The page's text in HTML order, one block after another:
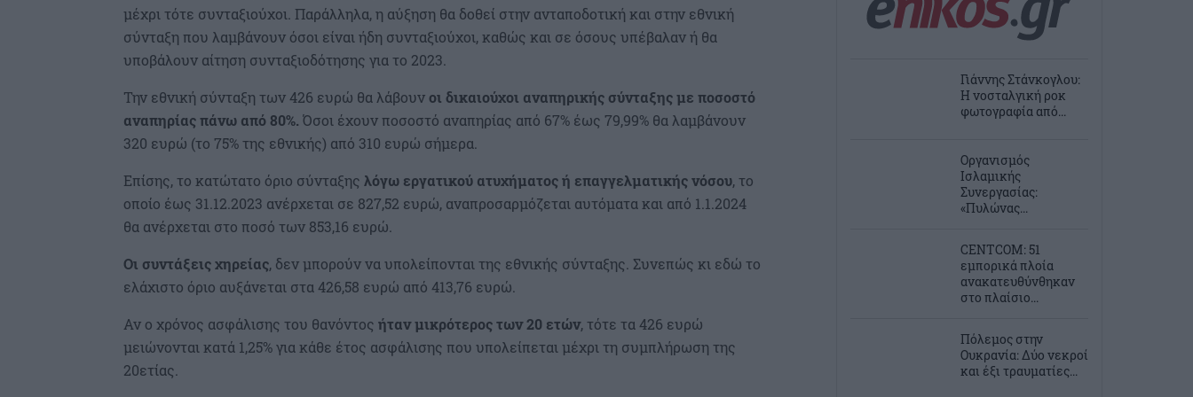
μέχρι τότε συνταξιούχοι. Παράλληλα, η αύξηση θα δοθεί στην ανταποδοτική και στην εθνική
σύνταξη που λαμβάνουν όσοι είναι ήδη συνταξιούχοι, καθώς και σε όσους υπέβαλαν ή θα
υποβάλουν αίτηση συνταξιοδότησης για το 2023.
Την εθνική σύνταξη των 426 ευρώ θα λάβουν οι δικαιούχοι αναπηρικής σύνταξης με ποσοστό
αναπηρίας πάνω από 80%. Όσοι έχουν ποσοστό αναπηρίας από 67% έως 79,99% θα λαμβάνουν
320 ευρώ (το 75% της εθνικής) από 310 ευρώ σήμερα.
Επίσης, το κατώτατο όριο σύνταξης λόγω εργατικού ατυχήματος ή επαγγελματικής νόσου, το
οποίο έως 31.12.2023 ανέρχεται σε 827,52 ευρώ, αναπροσαρμόζεται αυτόματα και από 1.1.2024
θα ανέρχεται στο ποσό των 853,16 ευρώ.
Οι συντάξεις χηρείας, δεν μπορούν να υπολείπονται της εθνικής σύνταξης. Συνεπώς κι εδώ το
ελάχιστο όριο αυξάνεται στα 426,58 ευρώ από 413,76 ευρώ.
Αν ο χρόνος ασφάλισης του θανόντος ήταν μικρότερος των 20 ετών, τότε τα 426 ευρώ
μειώνονται κατά 1,25% για κάθε έτος ασφάλισης που υπολείπεται μέχρι τη συμπλήρωση της
20ετίας.
Γιάννης Στάνκογλου:
Η νοσταλγική ροκ
φωτογραφία από...
Οργανισμός
Ισλαμικής
Συνεργασίας:
«Πυλώνας...
CENTCOM: 51
εμπορικά πλοία
ανακατευθύνθηκαν
στο πλαίσιο...
Πόλεμος στην
Ουκρανία: Δύο νεκροί
και έξι τραυματίες...